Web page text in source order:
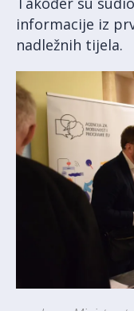
informacije iz
nadležnih tijela.